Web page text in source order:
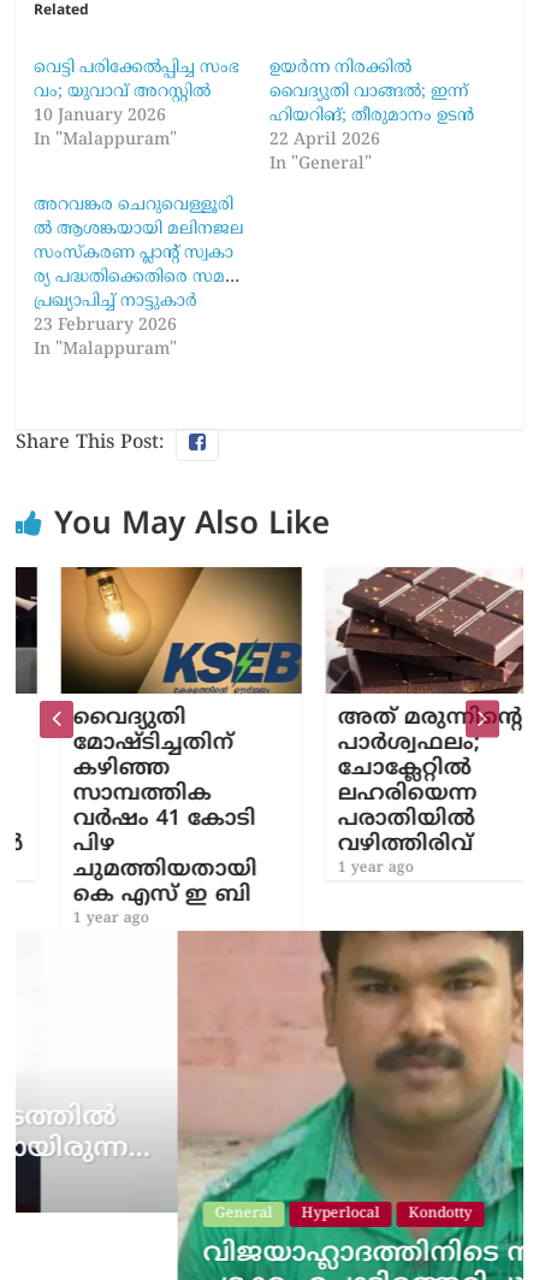
Related
വെ​ട്ടി പ​രി​ക്കേ​ല്‍പ്പി​ച്ച സം​ഭ​
വം; യു​വാ​വ് അ​റ​സ്റ്റി​ല്‍
10 January 2026
In "Malappuram"
ഉയർന്ന നിരക്കിൽ
വൈദ്യുതി വാങ്ങൽ; ഇന്ന്​
ഹിയറിങ്; തീരുമാനം ഉടൻ
22 April 2026
In "General"
അ​റ​വ​ങ്ക​ര ചെ​റു​വെ​ള്ളൂ​രി​
ല്‍ ആ​ശ​ങ്ക​യാ​യി മ​ലി​ന​ജ​ല
സം​സ്‌​ക​ര​ണ പ്ലാ​ന്റ് സ്വ​കാ​
ര്യ പ​ദ്ധ​തി​ക്കെ​തി​രെ സ​മ​രം
പ്ര​ഖ്യാ​പി​ച്ച് നാ​ട്ടു​കാ​ര്‍
23 February 2026
In "Malappuram"
Share This Post:
You May Also Like
വൈദ്യുതി
മോഷ്ടിച്ചതിന്
കഴിഞ്ഞ
സാമ്പത്തിക
വർഷം 41 കോടി
പിഴ
ചുമത്തിയതായി
കെ എസ് ഇ ബി
1 year ago
അത്​ മരുന്നിന്റെ
പാർശ്വഫലം;
ചോക്ലേറ്റിൽ
ലഹരിയെന്ന
പരാതിയിൽ
വഴിത്തിരിവ്​
1 year ago
General Hyperlocal Kondotty
വിജയാഹ്ലാദത്തിനിടെ സ്കൂട്ടറിലെ